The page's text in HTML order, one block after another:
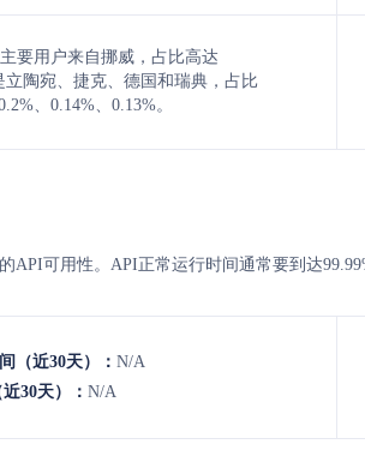
主要用户来自挪威，占比高达
立陶宛、捷克、德国和瑞典，占比
、0.14%、0.13%。
的API可用性。API正常运行时间通常要到达
（近30天）： N/A
30天）： N/A